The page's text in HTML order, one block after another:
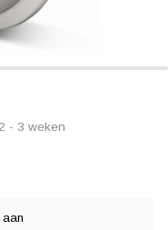
- 3 weken